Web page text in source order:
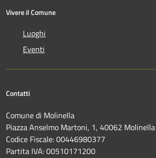
Vivere il Comune
Luoghi
Eventi
Contatti
Comune di Molinella
Piazza Anselmo Martoni, 1, 40062 Molinella
Codice Fiscale: 00446980377
Partita IVA: 00510171200